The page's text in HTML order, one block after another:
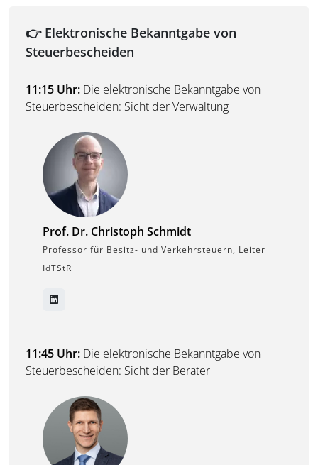
👉 Elektronische Bekanntgabe von
Steuerbescheiden
11:15 Uhr: Die elektronische Bekanntgabe von
Steuerbescheiden: Sicht der Verwaltung
Prof. Dr. Christoph Schmidt
Professor für Besitz- und Verkehrsteuern, Leiter
IdTStR
11:45 Uhr: Die elektronische Bekanntgabe von
Steuerbescheiden: Sicht der Berater